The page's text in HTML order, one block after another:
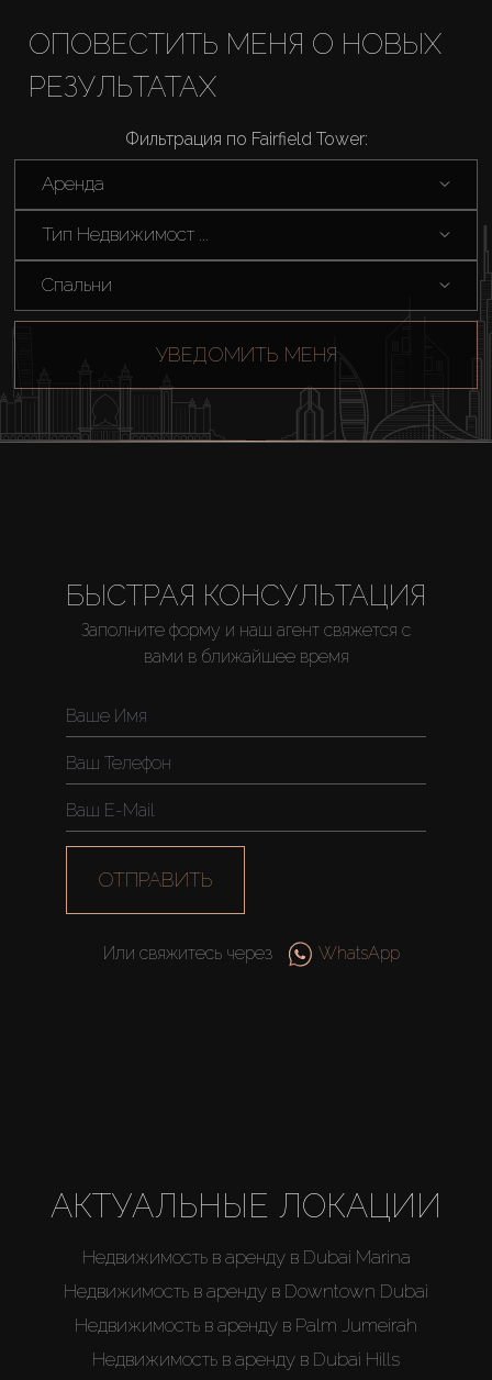
AX Journal
Агенты
About Us
ОПОВЕСТИТЬ МЕНЯ О НОВЫХ
РЕЗУЛЬТАТАХ
Фильтрация по Fairfield Tower:
Аренда
Тип Недвижимост ...
Спальни
УВЕДОМИТЬ МЕНЯ
БЫСТРАЯ КОНСУЛЬТАЦИЯ
Заполните форму и наш агент свяжется с
вами в ближайшее время
ОТПРАВИТЬ
Или свяжитесь через WhatsApp
АКТУАЛЬНЫЕ ЛОКАЦИИ
Недвижимость в аренду в Dubai Marina
Недвижимость в аренду в Downtown Dubai
Недвижимость в аренду в Palm Jumeirah
Недвижимость в аренду в Dubai Hills